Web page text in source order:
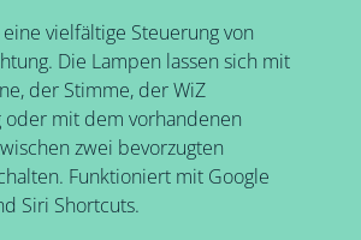
vielfältige Steuerung von
Die Lampen lassen sich mit
der Stimme, der WiZ
oder mit dem vorhandenen
zwei bevorzugten
Funktioniert mit Google
Siri Shortcuts.